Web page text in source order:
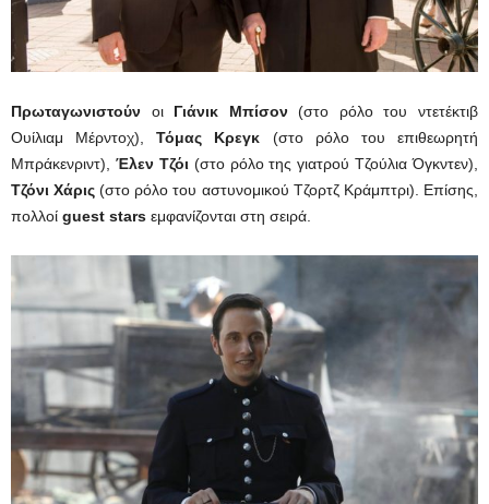
Πρωταγωνιστούν οι Γιάνικ Μπίσον(στο ρόλο του ντετέκτιβ
Ουίλιαμ Μέρντοχ),Τόμας Κρεγκ (στο ρόλο του επιθεωρητή
Μπράκενριντ),
Έλεν Τζόι (στο ρόλο της γιατρού Τζούλια Όγκντεν),
Τζόνι Χάρις (στο ρόλο του αστυνομικού Τζορτζ Κράμπτρι). Επίσης,
πολλοί guest stars εμφανίζονται στη σειρά.